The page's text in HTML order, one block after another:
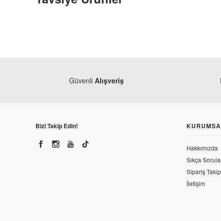
Güvenli Alışveriş
Bizi Takip Edin!
Hakkımızda
Sıkça
Sipariş Takip
İletişim